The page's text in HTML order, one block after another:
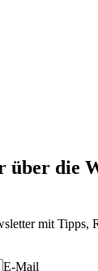
über die
mit Tipps,
E-Mail